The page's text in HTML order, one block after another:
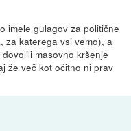
imele gulagov za politične
za katerega vsi vemo), a
masovno kršenje
že več kot očitno ni prav